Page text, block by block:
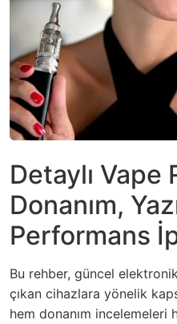
Detaylı Vape
Donanım,
Performans
Bu rehber, güncel
çıkan cihazlara yönelik
hem donanım incelemeleri